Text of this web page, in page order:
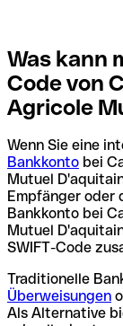
Was kann
Code von
Agricole
Wenn Sie eine
Bankkonto bei
Mutuel
Empfänger oder
Bankkonto bei
Mutuel
SWIFT-Code
Traditionelle
Überweisungen
Als Alternative